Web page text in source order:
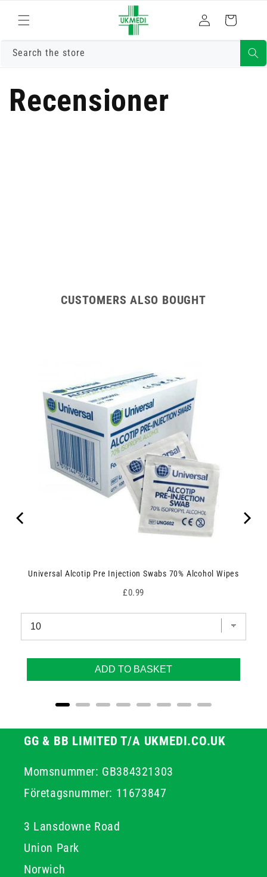
innehåll
in
Varukorg
Search the store
Recensioner
CUSTOMERS ALSO BOUGHT
Universal Alcotip Pre Injection Swabs 70% Alcohol Wipes
Price
£0.99
ADD TO BASKET
GG & BB LIMITED T/A UKMEDI.CO.UK
Momsnummer: GB384321303
Företagsnummer: 11673847
3 Lansdowne Road
Union Park
Norwich